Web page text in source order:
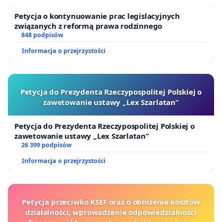
Ponadto, ze względu na oddzielenie wiaduktem i
nasypem kolejowym, w przypadku konieczności
udzielania pomocy medycznej - służby medyczne i
Zdecydowanie opowiadamy się za powrotem do
sprawdzonych już rozwiązań - czyli stacji kolejowej i
zatrzymań pociągów dalekobieżnych na
pełnoprawnym dworcu. Dworcu z historią w tle,
który od dawna stanowi dobry węzeł
komunikacyjny.
Tu można bezpiecznie zostawić samochód, nie
przeszkadzając pobliskim mieszkańcom. Dojazd w
pobliże peronu jest wygodny i szybki.
Petycja o kontynuowanie prac legislacyjnych
związanych z reformą prawa rodzinnego
848 podpisów
Informacja o przejrzystości
Petycja do Prezydenta Rzeczypospolitej Polskiej o
zawetowanie ustawy „Lex Szarlatan”
Petycja do Prezydenta Rzeczypospolitej Polskiej o
zawetowanie ustawy „Lex Szarlatan”
26 399 podpisów
Informacja o przejrzystości
Petycja przeciwko KSEF oraz o obniżenie kosztów
działalności, wprowadzenie odpowiedzialności